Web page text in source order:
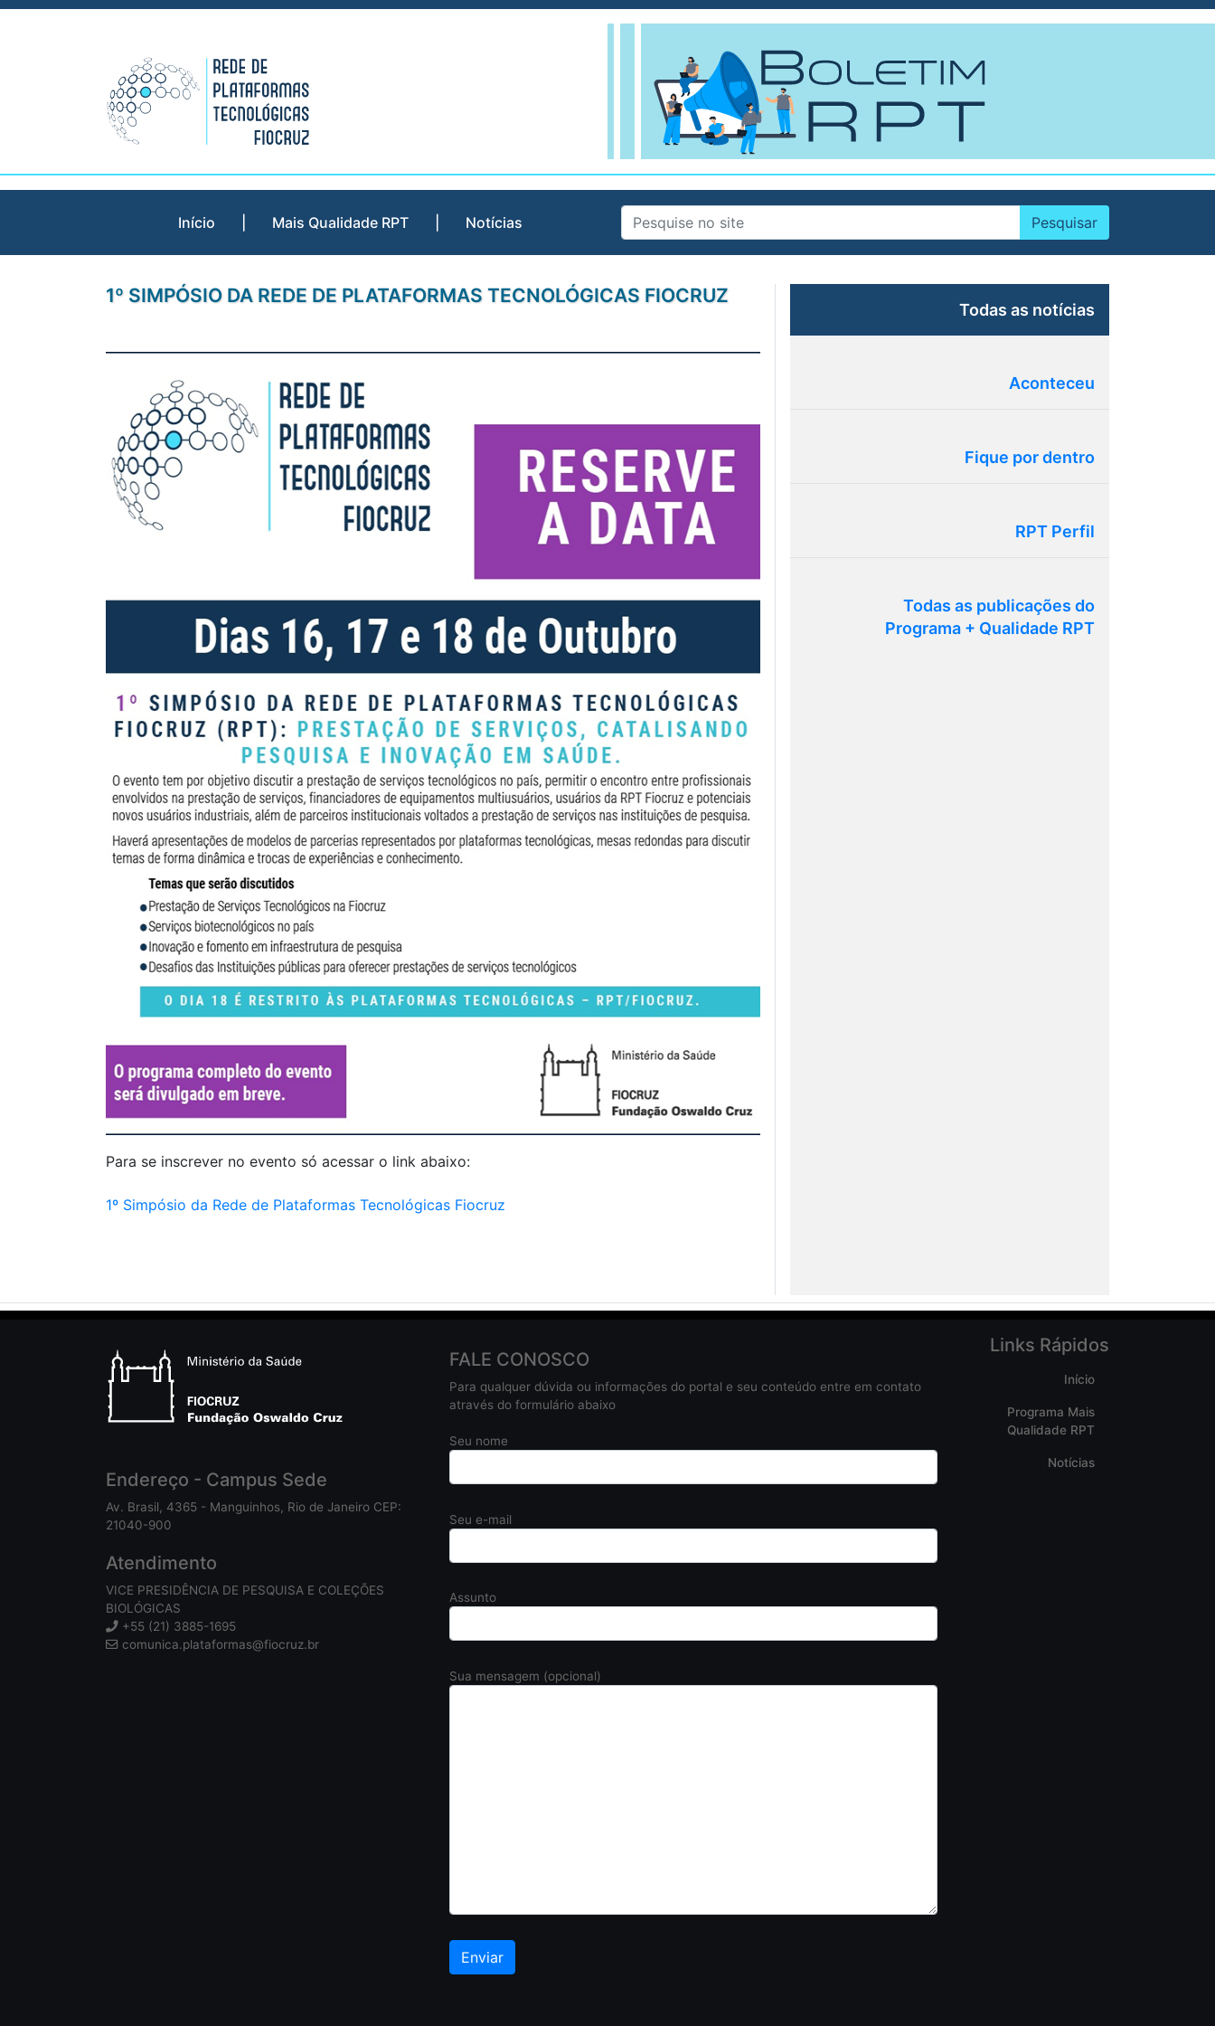
Skip
Início Mais Qualidade RPT Notícias
1º SIMPÓSIO DA REDE DE PLATAFORMAS TECNOLÓGICAS FIOCRUZ
Para se inscrever no evento só acessar o link abaixo:
1º Simpósio da Rede de Plataformas Tecnológicas Fiocruz
Todas as notícias
Aconteceu
Fique por dentro
RPT Perfil
Todas as publicações do
Programa + Qualidade RPT
Endereço - Campus Sede
Av. Brasil, 4365 - Manguinhos, Rio de Janeiro CEP:
21040-900
Atendimento
VICE PRESIDÊNCIA DE PESQUISA E COLEÇÕES
BIOLÓGICAS
+55 (21) 3885-1695
comunica.plataformas@fiocruz.br
FALE CONOSCO
Para qualquer dúvida ou informações do portal e seu conteúdo entre em contato
através do formulário abaixo
Seu nome
Seu e-mail
Assunto
Sua mensagem (opcional)
Links Rápidos
Início
Programa Mais
Qualidade RPT
Notícias